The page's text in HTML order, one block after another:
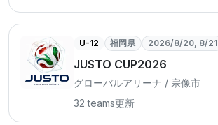
U-12 福岡県 2026/8/20, 8/21
JUSTO CUP2026
グローバルアリーナ / 宗像市
32 teams更新